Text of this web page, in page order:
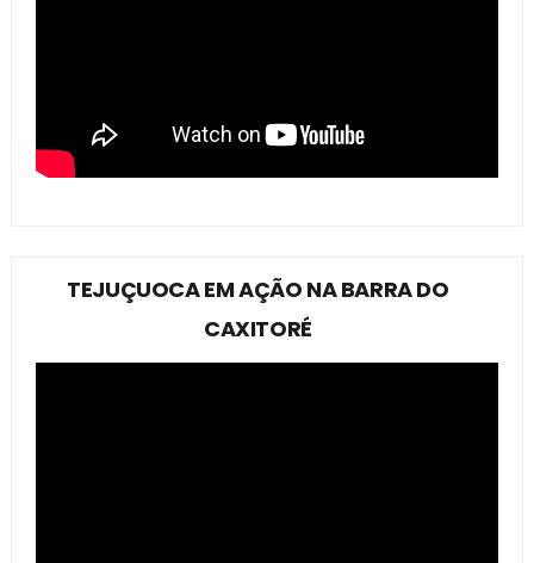
TEJUÇUOCA EM AÇÃO NA BARRA DO
CAXITORÉ